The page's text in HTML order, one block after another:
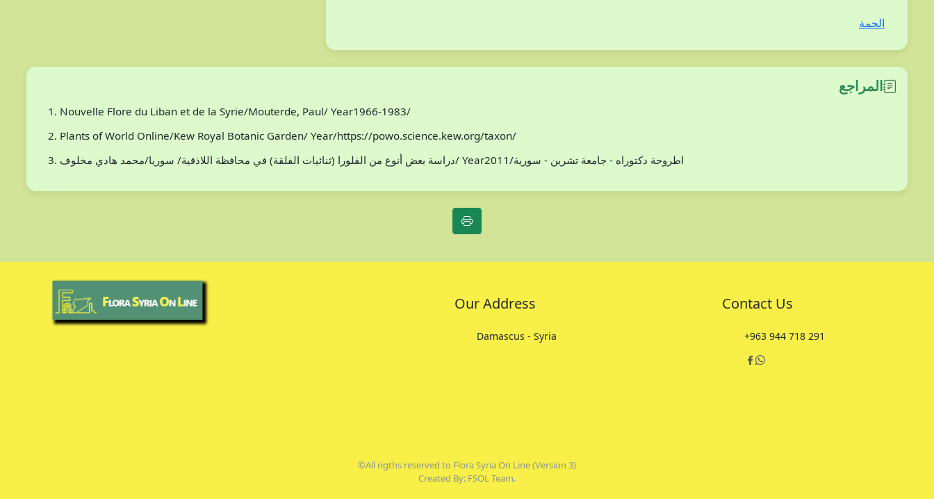
الحمة
المراجع
Nouvelle Flore du Liban et de la Syrie/Mouterde, Paul/ Year1966-1983/
Plants of World Online/Kew Royal Botanic Garden/ Year/https://powo.science.kew.org/taxon/
دراسة بعض أنوع من الفلورا (ثنائيات الفلقة) في محافظة اللاذقية/ سوريا/محمد هادي مخلوف/ Year2011/اطروحة دكتوراه - جامعة تشرين - سورية
Our Address
Damascus - Syria
Contact Us
+963 944 718 291
©All rigths reserved to Flora Syria On Line (Version 3)
Created By: FSOL Team.